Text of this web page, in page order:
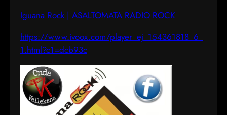
Iguana Rock | ASALTOMATA RADIO ROCK
https://www.ivoox.com/player_ej_154361818_6_
1.html?c1=dcb93c